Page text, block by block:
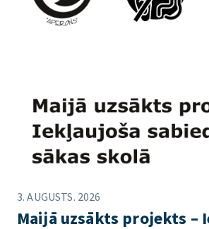
3. AUGUSTS. 2026
Maijā uzsākts projekts –